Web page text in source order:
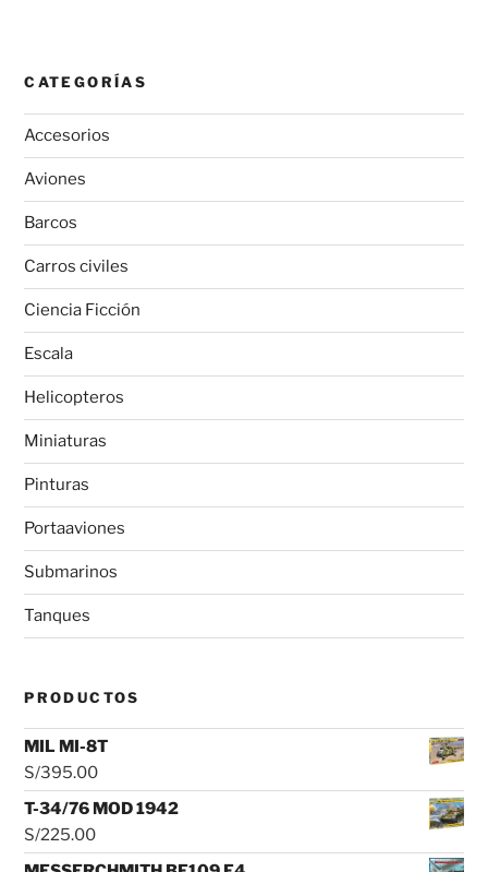
CATEGORÍAS
Accesorios
Aviones
Barcos
Carros civiles
Ciencia Ficción
Escala
Helicopteros
Miniaturas
Pinturas
Portaaviones
Submarinos
Tanques
PRODUCTOS
MIL MI-8T
S/395.00
T-34/76 MOD 1942
S/225.00